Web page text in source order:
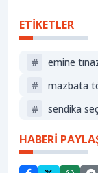
ETİKETLER
# emine
#
mazbata
#
sendika
HABERİ